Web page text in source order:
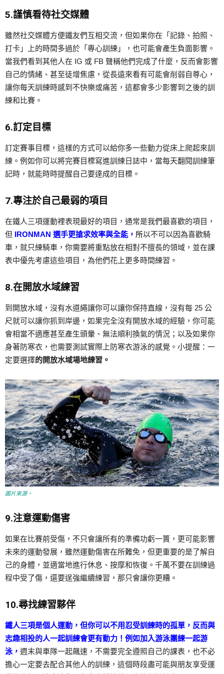
5.謹慎看待社交媒體
雖然社交媒體方便鐵友們互相交流，但如果你在「記錄、拍照、
打卡」上的時間多過於「專心訓練」，也可能會產生負面影響。
當我們看到其他人在 IG 或 FB 聲稱他們完成了什麼，反而會影響
自己的情緒、甚至徒增焦慮，從長遠來看有可能會削弱自尊心，
讓你每天訓練時感到不快樂或痛苦，這都會多少影響到之後的訓
練和比賽。
6.訂定目標
訂定賽事目標，這樣的方式可以給你多一些動力從床上爬起來訓
練。例如你可以將完賽目標寫進訓練日誌中，當每天翻閱訓練筆
記時，就能時時提醒自己要達成的目標。
7.專注於自己最弱的項目
在鐵人三項運動裡表現最好的項目，通常是我們最喜歡的項目，
但 IRONMAN 選手更搶求效率與全能， 所以不可以因為喜歡騎
車，就只練騎車，你需要將重點放在相對不擅長的領域，並在課
表中優先考慮這些項目，為他們花上更多時間練習。
8.在開放水域練習
到開放水域，沒有水道繩讓你可以讓你保持直線，沒有每 25 公
尺就可以讓你抓到岸邊，如果完全沒有開放水域的經驗，你可能
會相當不適應甚至產生頭暈、無法順利換氣的情況；以及如果你
身著防寒衣，也需要測試實際上防寒衣游泳的感覺。小提醒：一
定要選擇的開放水域場地練習。
圖片來源。
9.注意運動傷害
如果在比賽前受傷，不只會讓所有的準備功虧一簣，更可能影響
未來的運動發展，雖然運動傷害在所難免，但更重要的是了解自
己的身體，並適當地進行休息、按摩和恢復。千萬不要在訓練過
程中受了傷，還要逞強繼續練習，那只會讓你更糟。
10.尋找練習夥伴
鐵人三項是個人運動，但你可以不用忍受訓練時的孤單，反而與
志趣相投的人一起訓練會更有動力！例如加入游泳團練一起游
泳， 週末與車隊一起飆速，不需要完全遵照自己的課表，也不必
擔心一定要去配合其他人的訓練，這個時段盡可能與朋友享受運